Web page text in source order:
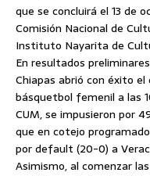
que se concluirá el 13 de
Comisión Nacional de
Instituto Nayarita de
En resultados
Chiapas abrió con éxito el
básquetbol femenil a las
CUM, se impusieron por
que en cotejo
por default (20-0) a
Asimismo, al comenzar